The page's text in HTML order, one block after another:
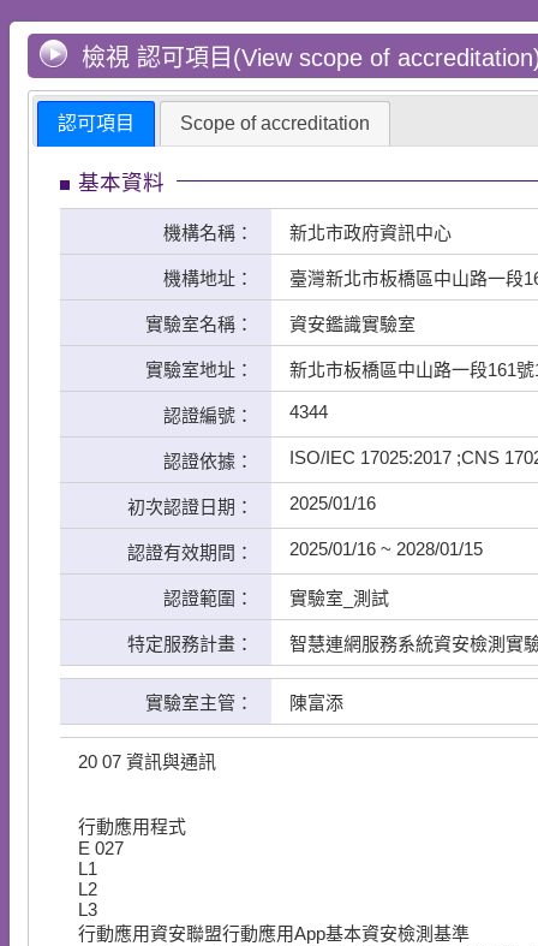
檢視 認可項目(View scope of
認可項目 Scope of accreditation
基本資料
機構名稱： 新北市政府資訊中心
機構地址： 臺灣新北市板橋區中山路一段
實驗室名稱： 資安鑑識實驗室
實驗室地址： 新北市板橋區中山路一段161號
認證編號： 4344
認證依據： ISO/IEC 17025:2017 ;CNS
初次認證日期： 2025/01/16
認證有效期間： 2025/01/16 ~ 2028/01/15
認證範圍： 實驗室_測試
特定服務計畫： 智慧連網服務系統資安檢測實
實驗室主管： 陳富添
20 07 資訊與通訊
行動應用程式
E 027
L1
L2
L3
行動應用資安聯盟行動應用App基本資安檢測基準